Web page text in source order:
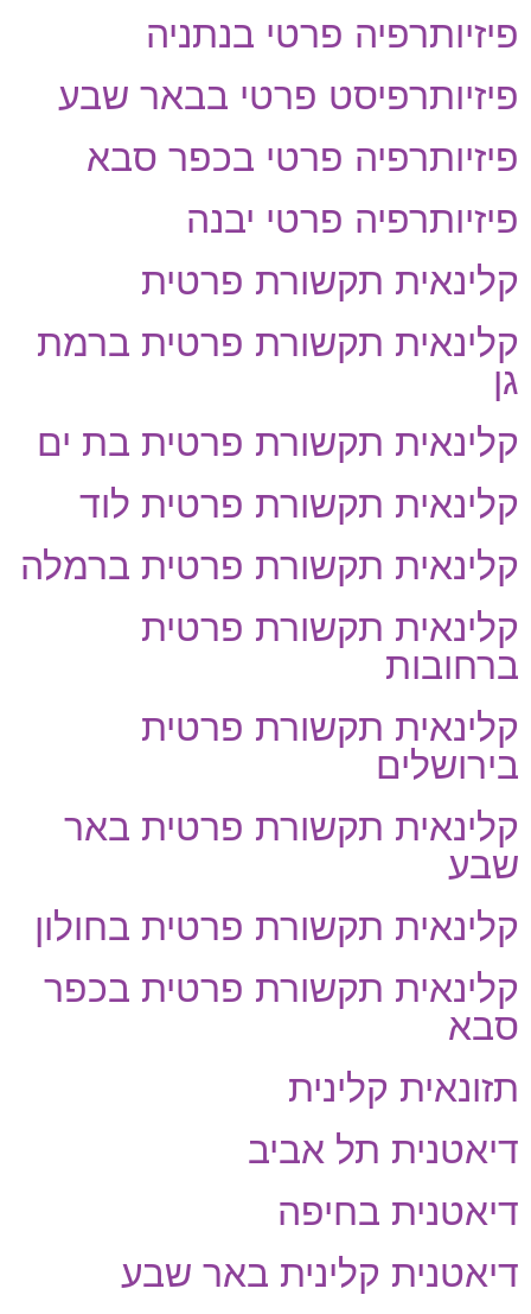
פיזיותרפיה פרטי בנתניה
פיזיותרפיסט פרטי בבאר שבע
פיזיותרפיה פרטי בכפר סבא
פיזיותרפיה פרטי יבנה
קלינאית תקשורת פרטית
קלינאית תקשורת פרטית ברמת
גן
קלינאית תקשורת פרטית בת ים
קלינאית תקשורת פרטית לוד
קלינאית תקשורת פרטית ברמלה
קלינאית תקשורת פרטית
ברחובות
קלינאית תקשורת פרטית
בירושלים
קלינאית תקשורת פרטית באר
שבע
קלינאית תקשורת פרטית בחולון
קלינאית תקשורת פרטית בכפר
סבא
תזונאית קלינית
דיאטנית תל אביב
דיאטנית בחיפה
דיאטנית קלינית באר שבע